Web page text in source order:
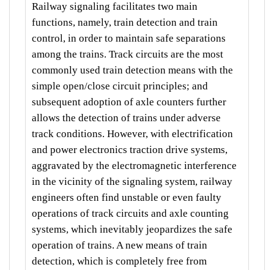
Railway signaling facilitates two main
functions, namely, train detection and train
control, in order to maintain safe separations
among the trains. Track circuits are the most
commonly used train detection means with the
simple open/close circuit principles; and
subsequent adoption of axle counters further
allows the detection of trains under adverse
track conditions. However, with electrification
and power electronics traction drive systems,
aggravated by the electromagnetic interference
in the vicinity of the signaling system, railway
engineers often find unstable or even faulty
operations of track circuits and axle counting
systems, which inevitably jeopardizes the safe
operation of trains. A new means of train
detection, which is completely free from